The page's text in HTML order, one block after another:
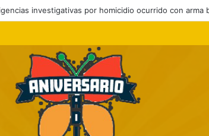
investigativas por homicidio ocurrido con arma